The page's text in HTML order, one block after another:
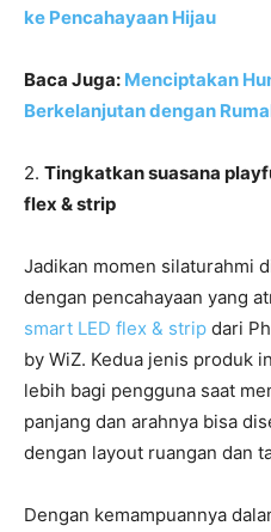
ke Pencahayaan Hijau
Baca Juga: Menciptakan
Berkelanjutan dengan
2. Tingkatkan suasana
flex & strip
Jadikan momen silaturahmi
dengan pencahayaan yang
smart LED flex & strip dari
by WiZ. Kedua jenis produk
lebih bagi pengguna saat
panjang dan arahnya bisa
dengan layout ruangan dan
Dengan kemampuannya